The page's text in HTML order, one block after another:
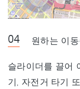
원하는 이
슬라이더를 끌어
기, 자전거 타기